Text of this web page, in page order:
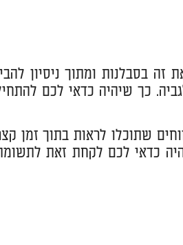
בסבלנות ומתוך ניסיון
כך שיהיה כדאי לכם
שתוכלו לראות בתוך זמן
כדאי לכם לקחת זאת